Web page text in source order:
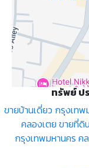
ทรัพย์ ป
ขายบ้านเดี่ยว กรุงเท
คลองเตย ขายที่ดิ
กรุงเทพมหานคร ค